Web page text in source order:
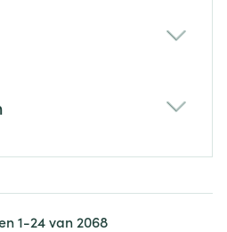
1-24van 2068